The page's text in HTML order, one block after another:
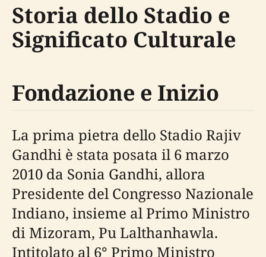
Storia dello Stadio e
Significato Culturale
Fondazione e Inizio
La prima pietra dello Stadio Rajiv
Gandhi è stata posata il 6 marzo
2010 da Sonia Gandhi, allora
Presidente del Congresso Nazionale
Indiano, insieme al Primo Ministro
di Mizoram, Pu Lalthanhawla.
Intitolato al 6° Primo Ministro